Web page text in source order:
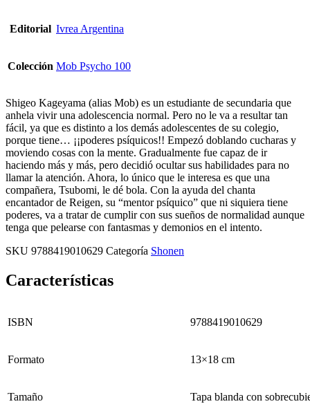
Editorial Ivrea Argentina
Colección Mob Psycho 100
Shigeo Kageyama (alias Mob) es un estudiante de secundaria que
anhela vivir una adolescencia normal. Pero no le va a resultar tan
fácil, ya que es distinto a los demás adolescentes de su colegio,
porque tiene… ¡¡poderes psíquicos!! Empezó doblando cucharas y
moviendo cosas con la mente. Gradualmente fue capaz de ir
haciendo más y más, pero decidió ocultar sus habilidades para no
llamar la atención. Ahora, lo único que le interesa es que una
compañera, Tsubomi, le dé bola. Con la ayuda del chanta
encantador de Reigen, su “mentor psíquico” que ni siquiera tiene
poderes, va a tratar de cumplir con sus sueños de normalidad aunque
tenga que pelearse con fantasmas y demonios en el intento.
SKU 9788419010629 Categoría Shonen
Características
ISBN 9788419010629
Formato 13×18 cm
Tamaño Tapa blanda con